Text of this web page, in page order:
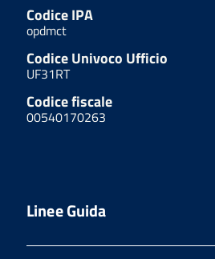
Codice IPA
opdmct
Codice Univoco Ufficio
UF31RT
Codice fiscale
00540170263
Linee Guida